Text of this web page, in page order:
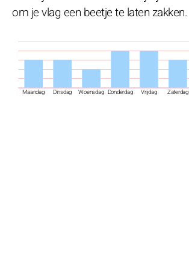
Maandag Dinsdag Woensdag Donderdag Vrijdag Zaterdag
om je vlag een beetje te laten zakken.